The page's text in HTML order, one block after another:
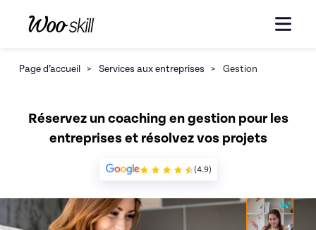
Page d’accueil > Services aux entreprises > Gestion
(4.9)
Réservez un coaching en gestion pour les
entreprises et résolvez vos projets